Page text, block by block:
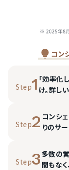
コン
Step1 「効率化
け。詳し
Step2 コンシ
りのサ
Step3多数の
間もなく